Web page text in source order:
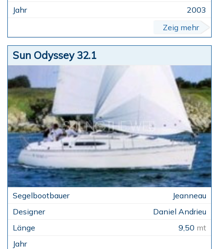
2003
Zeig mehr
Sun Odyssey 32.1
Jeanneau
Daniel Andrieu
9,50 mt